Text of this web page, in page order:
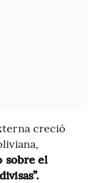
creció
sobre el